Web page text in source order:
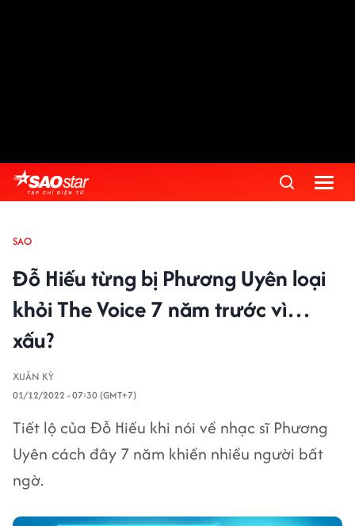
SAO
Đỗ Hiếu từng bị Phương Uyên loại
khỏi The Voice 7 năm trước vì…
xấu?
XUÂN KỲ
01/12/2022 - 07:30 (GMT+7)
Tiết lộ của Đỗ Hiếu khi nói về nhạc sĩ Phương
Uyên cách đây 7 năm khiến nhiều người bất
ngờ.